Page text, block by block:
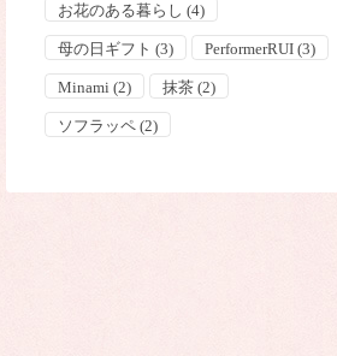
お花のある暮らし (4)
母の日ギフト (3) PerformerRUI (3)
Minami (2) 抹茶 (2)
ソフラッペ (2)